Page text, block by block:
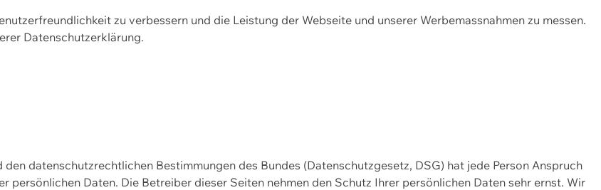
zu verbessern und die Leistung der Webseite und unserer Werbemassnahmen zu messen.
Datenschutzerklärung.
datenschutzrechtlichen Bestimmungen des Bundes (Datenschutzgesetz, DSG) hat jede Person Anspruch
Daten. Die Betreiber dieser Seiten nehmen den Schutz Ihrer persönlichen Daten sehr ernst. Wir